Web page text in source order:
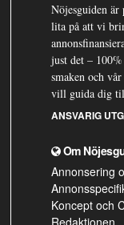
Nöjesguiden
lita på att vi
just det –
smaken och
vill guida dig
ANSVARIG
Om
Annonsering
Koncept och
Redaktionen